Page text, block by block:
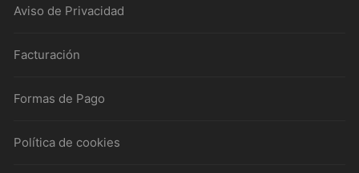
Aviso de Privacidad
Facturación
Formas de Pago
Política de cookies